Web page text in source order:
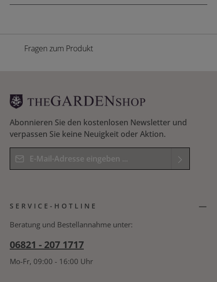
Fragen zum Produkt
Abonnieren Sie den kostenlosen Newsletter und
verpassen Sie keine Neuigkeit oder Aktion.
E-Mail-Adresse*
Kenntnis genommen und die
Bitte geben Sie das Ergebnis der Gleichung in das
nachfolgende Textfeld ein. *
SERVICE-HOTLINE
Beratung und Bestellannahme unter:
06821 - 207 1717
Mo-Fr, 09:00 - 16:00 Uhr